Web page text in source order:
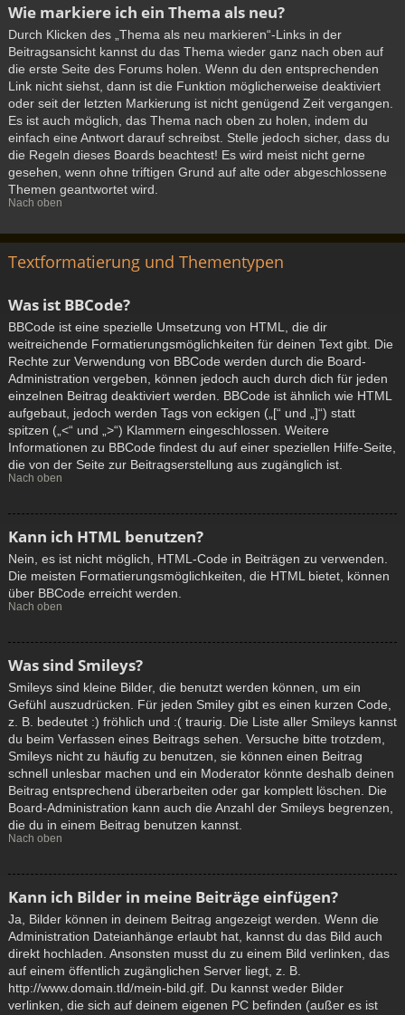
Wie markiere ich ein Thema als neu?
Durch Klicken des „Thema als neu markieren“-Links in der
Beitragsansicht kannst du das Thema wieder ganz nach oben auf
die erste Seite des Forums holen. Wenn du den entsprechenden
Link nicht siehst, dann ist die Funktion möglicherweise deaktiviert
oder seit der letzten Markierung ist nicht genügend Zeit vergangen.
Es ist auch möglich, das Thema nach oben zu holen, indem du
einfach eine Antwort darauf schreibst. Stelle jedoch sicher, dass du
die Regeln dieses Boards beachtest! Es wird meist nicht gerne
gesehen, wenn ohne triftigen Grund auf alte oder abgeschlossene
Themen geantwortet wird.
Nach oben
Textformatierung und Thementypen
Was ist BBCode?
BBCode ist eine spezielle Umsetzung von HTML, die dir
weitreichende Formatierungsmöglichkeiten für deinen Text gibt. Die
Rechte zur Verwendung von BBCode werden durch die Board-
Administration vergeben, können jedoch auch durch dich für jeden
einzelnen Beitrag deaktiviert werden. BBCode ist ähnlich wie HTML
aufgebaut, jedoch werden Tags von eckigen („[“ und „]“) statt
spitzen („<“ und „>“) Klammern eingeschlossen. Weitere
Informationen zu BBCode findest du auf einer speziellen Hilfe-Seite,
die von der Seite zur Beitragserstellung aus zugänglich ist.
Nach oben
Kann ich HTML benutzen?
Nein, es ist nicht möglich, HTML-Code in Beiträgen zu verwenden.
Die meisten Formatierungsmöglichkeiten, die HTML bietet, können
über BBCode erreicht werden.
Nach oben
Was sind Smileys?
Smileys sind kleine Bilder, die benutzt werden können, um ein
Gefühl auszudrücken. Für jeden Smiley gibt es einen kurzen Code,
z. B. bedeutet :) fröhlich und :( traurig. Die Liste aller Smileys kannst
du beim Verfassen eines Beitrags sehen. Versuche bitte trotzdem,
Smileys nicht zu häufig zu benutzen, sie können einen Beitrag
schnell unlesbar machen und ein Moderator könnte deshalb deinen
Beitrag entsprechend überarbeiten oder gar komplett löschen. Die
Board-Administration kann auch die Anzahl der Smileys begrenzen,
die du in einem Beitrag benutzen kannst.
Nach oben
Kann ich Bilder in meine Beiträge einfügen?
Ja, Bilder können in deinem Beitrag angezeigt werden. Wenn die
Administration Dateianhänge erlaubt hat, kannst du das Bild auch
direkt hochladen. Ansonsten musst du zu einem Bild verlinken, das
auf einem öffentlich zugänglichen Server liegt, z. B.
http://www.domain.tld/mein-bild.gif. Du kannst weder Bilder
verlinken, die sich auf deinem eigenen PC befinden (außer es ist